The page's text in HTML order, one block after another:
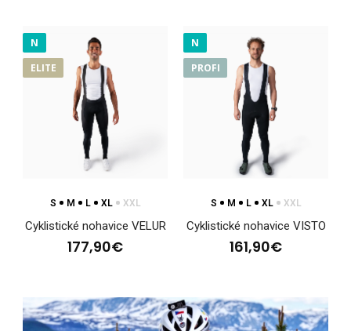
Cyklistické nohavice NEON ROAD 2.0 dámske ružové
83,30€
• priliehavý strih z materiálu Espan• nohavice zakončené 7 cm
širokou protisklzovou gumou s reflexný..
N
ELITE
S M L XL XXL
Cyklistické nohavice VELUR
177,90€
N
PROFI
S M L XL XXL
Cyklistické nohavice VISTO
161,90€